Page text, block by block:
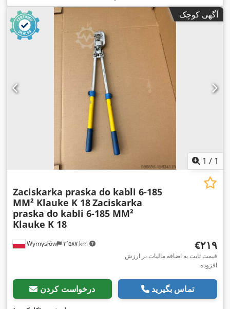
آگهی کوچک
1 / 1
Wymysłów ۳٬۵۸۷ km
Zaciskarka praska do kabli 6-185
MM² Klauke K 18Zaciskarka
praska do kabli 6-185 MM²
Klauke K 18
‎€۲۱۹
قیمت ثابت به اضافه مالیات بر ارزش
افزوده
درخواست کردن تماس بگیرید